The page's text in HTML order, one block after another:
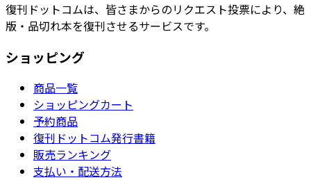
復刊ドットコムは、皆さまからのリクエスト投票により、絶
版・品切れ本を復刊させるサービスです。
ショッピング
商品一覧
ショッピングカート
予約商品
復刊ドットコム発行書籍
販売ランキング
支払い・配送方法